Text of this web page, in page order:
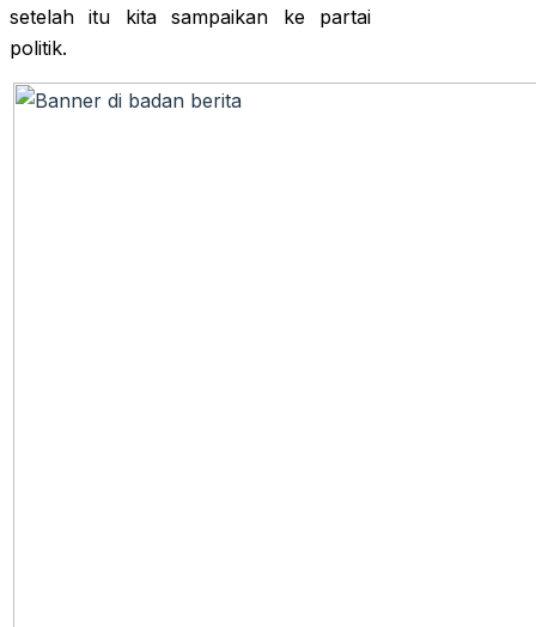
setelah itu kita sampaikan ke partai
politik.